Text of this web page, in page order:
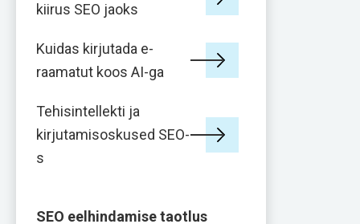
kiirus SEO jaoks
Kuidas kirjutada e-
raamatut koos AI-ga
Tehisintellekti ja
kirjutamisoskused SEO-
s
SEO eelhindamise taotlus